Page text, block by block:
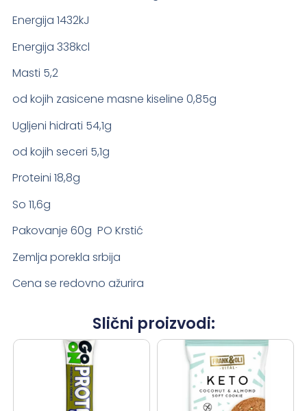
Energija 1432kJ
Energija 338kcl
Masti 5,2
od kojih zasicene masne kiseline 0,85g
Ugljeni hidrati 54,1g
od kojih seceri 5,1g
Proteini 18,8g
So 11,6g
Pakovanje 60g PO Krstić
Zemlja porekla srbija
Cena se redovno ažurira
Slični proizvodi: